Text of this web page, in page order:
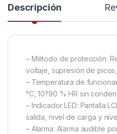
Descripción
– Método de protección:
voltaje, supresión de
– Temperatura de
°C, 10?90 % HR sin
– Indicador LED: Pantalla
salida, nivel de carga y
– Alarma: Alarma audible